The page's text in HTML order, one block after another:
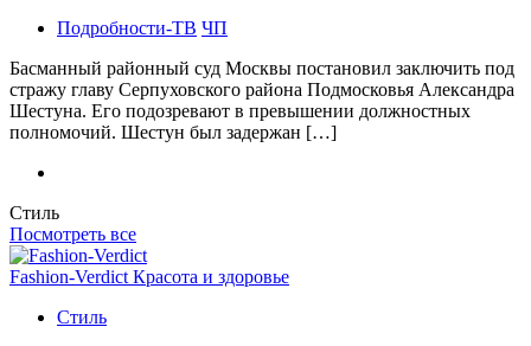
Подробности-ТВ ЧП
Басманный районный суд Москвы постановил заключить под
стражу главу Серпуховского района Подмосковья Александра
Шестуна. Его подозревают в превышении должностных
полномочий. Шестун был задержан […]
Стиль
Посмотреть все
Fashion-Verdict Красота и здоровье
Стиль